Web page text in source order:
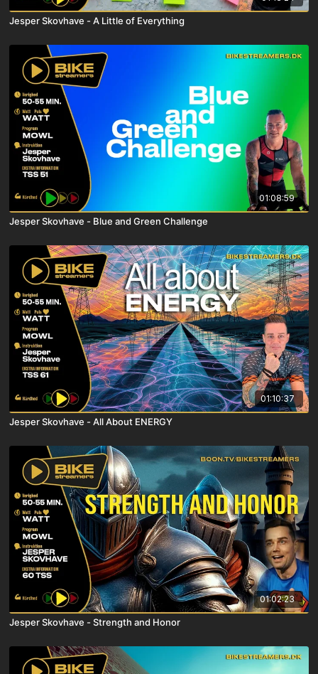
Jesper Skovhave - A Little of Everything
01:08:59
Jesper Skovhave - Blue and Green Challenge
01:10:37
Jesper Skovhave - All About ENERGY
01:02:23
Jesper Skovhave - Strength and Honor